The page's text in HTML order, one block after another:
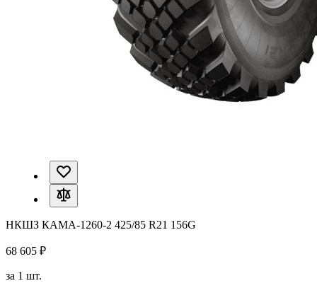
НКШЗ КАМА-1260-2 425/85 R21 156G
68 605 ₽
за 1 шт.